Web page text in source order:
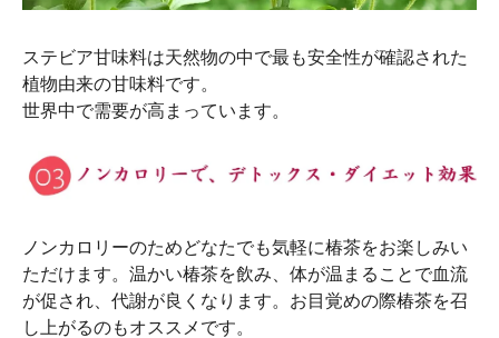
ステビア甘味料は天然物の中で最も安全性が確認された
植物由来の甘味料です。
世界中で需要が高まっています。
ノンカロリーのためどなたでも気軽に椿茶をお楽しみい
ただけます。温かい椿茶を飲み、体が温まることで血流
が促され、代謝が良くなります。お目覚めの際椿茶を召
し上がるのもオススメです。